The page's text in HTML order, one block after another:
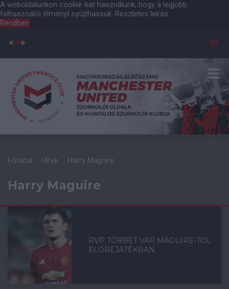
A weboldalunkon cookie-kat használunk, hogy a legjobb
felhasználói élményt nyújthassuk. Részletes leírás
Rendben
Főoldal Hírek Harry Maguire
Harry Maguire
RVP TÖBBET VÁR MAGUIRE-TŐL
ELŐREJÁTÉKBAN